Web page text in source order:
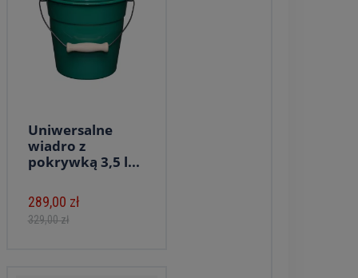
Uniwersalne
wiadro z
pokrywką 3,5 l...
289,00 zł
329,00 zł